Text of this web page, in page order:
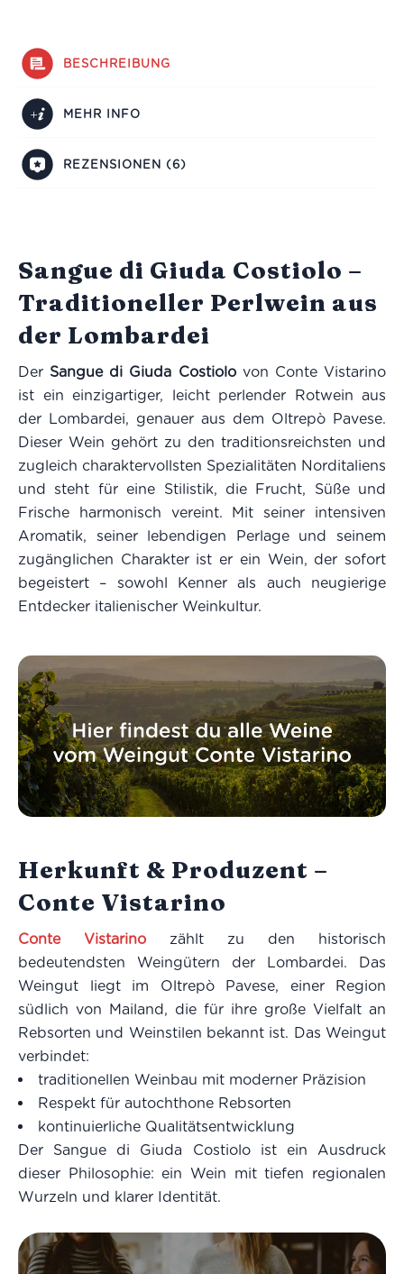
BESCHREIBUNG
MEHR INFO
REZENSIONEN (6)
Sangue di Giuda Costiolo –
Traditioneller Perlwein aus
der Lombardei
Der Sangue di Giuda Costiolovon Conte Vistarino
ist ein einzigartiger, leicht perlender Rotwein aus
der Lombardei, genauer aus dem Oltrepò Pavese.
Dieser Wein gehört zu den traditionsreichsten und
zugleich charaktervollsten Spezialitäten Norditaliens
und steht für eine Stilistik, die Frucht, Süße und
Frische harmonisch vereint. Mit seiner intensiven
Aromatik, seiner lebendigen Perlage und seinem
zugänglichen Charakter ist er ein Wein, der sofort
begeistert – sowohl Kenner als auch neugierige
Entdecker italienischer Weinkultur.
Herkunft & Produzent –
Conte Vistarino
Conte Vistarino zählt zu den historisch
bedeutendsten Weingütern der Lombardei. Das
Weingut liegt im Oltrepò Pavese, einer Region
südlich von Mailand, die für ihre große Vielfalt an
Rebsorten und Weinstilen bekannt ist. Das Weingut
verbindet:
traditionellen Weinbau mit moderner Präzision
Respekt für autochthone Rebsorten
kontinuierliche Qualitätsentwicklung
Der Sangue di Giuda Costiolo ist ein Ausdruck
dieser Philosophie: ein Wein mit tiefen regionalen
Wurzeln und klarer Identität.